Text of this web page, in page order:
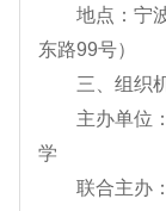
地点：宁
东路99号）
三、组织
主办单位
学
联合主办